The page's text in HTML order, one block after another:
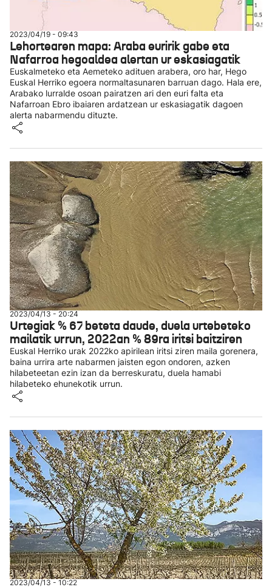
2023/04/19 - 09:43
Lehortearen mapa: Araba euririk gabe eta
Nafarroa hegoaldea alertan ur eskasiagatik
Euskalmeteko eta Aemeteko adituen arabera, oro har, Hego
Euskal Herriko egoera normaltasunaren barruan dago. Hala ere,
Arabako lurralde osoan pairatzen ari den euri falta eta
Nafarroan Ebro ibaiaren ardatzean ur eskasiagatik dagoen
alerta nabarmendu dituzte.
2023/04/13 - 20:24
Urtegiak % 67 beteta daude, duela urtebeteko
mailatik urrun, 2022an % 89ra iritsi baitziren
Euskal Herriko urak 2022ko apirilean iritsi ziren maila gorenera,
baina urrira arte nabarmen jaisten egon ondoren, azken
hilabeteetan ezin izan da berreskuratu, duela hamabi
hilabeteko ehunekotik urrun.
2023/04/13 - 10:22